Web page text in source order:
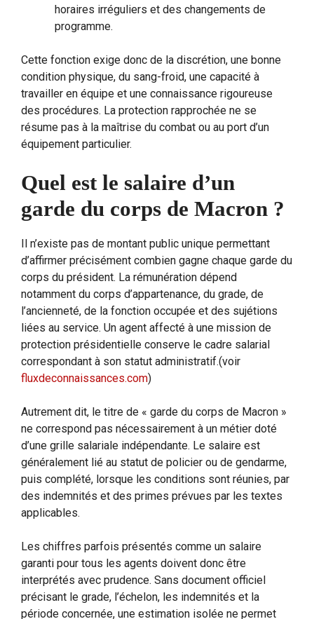
horaires irréguliers et des changements de
programme.
Cette fonction exige donc de la discrétion, une bonne
condition physique, du sang-froid, une capacité à
travailler en équipe et une connaissance rigoureuse
des procédures. La protection rapprochée ne se
résume pas à la maîtrise du combat ou au port d’un
équipement particulier.
Quel est le salaire d’un
garde du corps de Macron ?
Il n’existe pas de montant public unique permettant
d’affirmer précisément combien gagne chaque garde du
corps du président. La rémunération dépend
notamment du corps d’appartenance, du grade, de
l’ancienneté, de la fonction occupée et des sujétions
liées au service. Un agent affecté à une mission de
protection présidentielle conserve le cadre salarial
correspondant à son statut administratif.(voir
fluxdeconnaissances.com)
Autrement dit, le titre de « garde du corps de Macron »
ne correspond pas nécessairement à un métier doté
d’une grille salariale indépendante. Le salaire est
généralement lié au statut de policier ou de gendarme,
puis complété, lorsque les conditions sont réunies, par
des indemnités et des primes prévues par les textes
applicables.
Les chiffres parfois présentés comme un salaire
garanti pour tous les agents doivent donc être
interprétés avec prudence. Sans document officiel
précisant le grade, l’échelon, les indemnités et la
période concernée, une estimation isolée ne permet